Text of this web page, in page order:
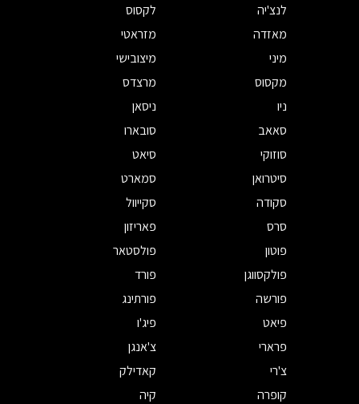
לנצ'יה
לקסוס
מאזדה
מזראטי
מיני
מיצובישי
מקסוס
מרצדס
ניו
ניסאן
סאאב
סובארו
סוזוקי
סיאט
סיטרואן
סמארט
סקודה
סקייוול
סרס
פאריזון
פוטון
פולסטאר
פולקסווגן
פורד
פורשה
פורתינג
פיאט
פיג'ו
פרארי
צ'אנגן
צ'רי
קאדילק
קופרה
קיה